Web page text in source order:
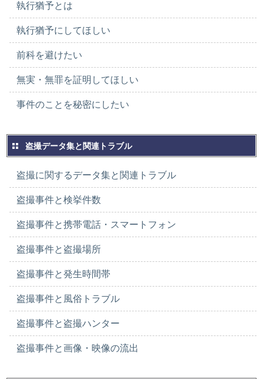
執行猶予とは
執行猶予にしてほしい
前科を避けたい
無実・無罪を証明してほしい
事件のことを秘密にしたい
盗撮データ集と関連トラブル
盗撮に関するデータ集と関連トラブル
盗撮事件と検挙件数
盗撮事件と携帯電話・スマートフォン
盗撮事件と盗撮場所
盗撮事件と発生時間帯
盗撮事件と風俗トラブル
盗撮事件と盗撮ハンター
盗撮事件と画像・映像の流出